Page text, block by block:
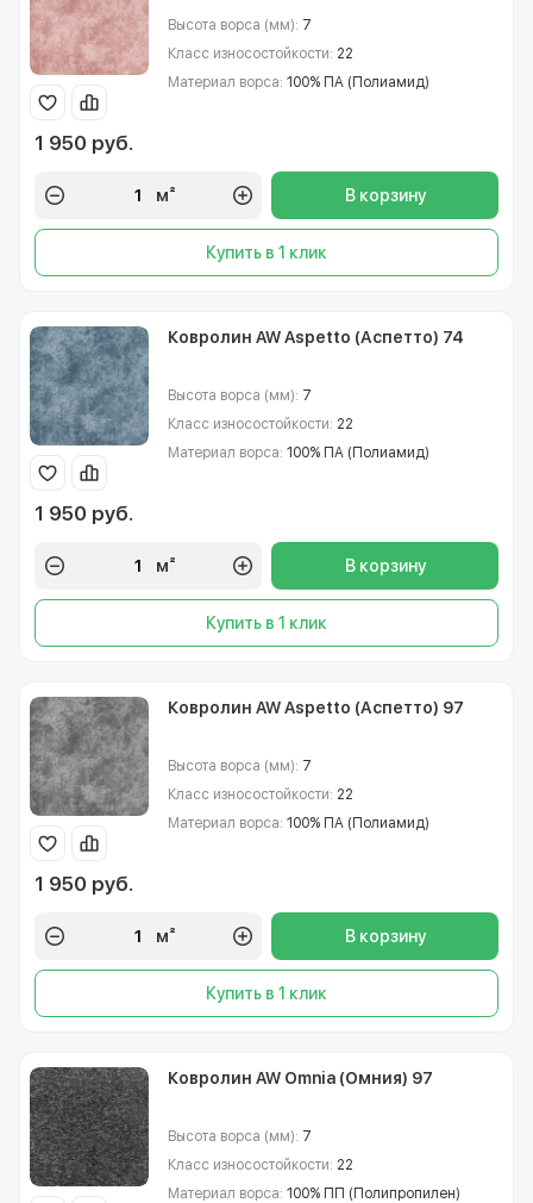
Высота ворса (мм): 7
Класс износостойкости: 22
Материал ворса: 100% ПА (Полиамид)
1 950 руб.
м² В корзину
Купить в 1 клик
Ковролин AW Aspetto (Аспетто) 74
Высота ворса (мм): 7
Класс износостойкости: 22
Материал ворса: 100% ПА (Полиамид)
1 950 руб.
м² В корзину
Купить в 1 клик
Ковролин AW Aspetto (Аспетто) 97
Высота ворса (мм): 7
Класс износостойкости: 22
Материал ворса: 100% ПА (Полиамид)
1 950 руб.
м² В корзину
Купить в 1 клик
Ковролин AW Omnia (Омния) 97
Высота ворса (мм): 7
Класс износостойкости: 22
Материал ворса: 100% ПП (Полипропилен)